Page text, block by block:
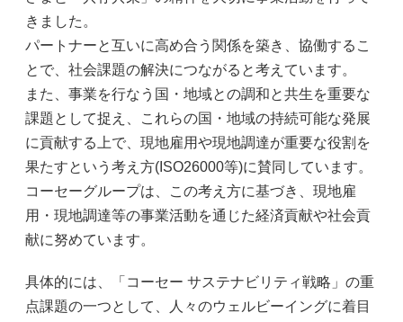
きました。
パートナーと互いに高め合う関係を築き、協働するこ
とで、社会課題の解決につながると考えています。
また、事業を行なう国・地域との調和と共生を重要な
課題として捉え、これらの国・地域の持続可能な発展
に貢献する上で、現地雇用や現地調達が重要な役割を
果たすという考え方(ISO26000等)に賛同しています。
コーセーグループは、この考え方に基づき、現地雇
用・現地調達等の事業活動を通じた経済貢献や社会貢
献に努めています。
具体的には、「コーセー サステナビリティ戦略」の重
点課題の一つとして、人々のウェルビーイングに着目